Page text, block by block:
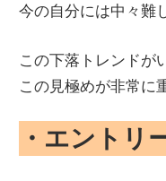
今の自分には中々難
この下落トレンドが
この見極めが非常に
・エントリ